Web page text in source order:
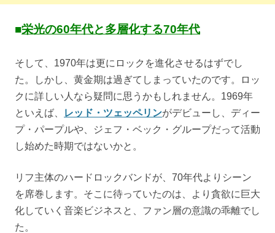
■栄光の60年代と多層化する70年代
そして、1970年は更にロックを進化させるはずでし
た。しかし、黄金期は過ぎてしまっていたのです。ロッ
クに詳しい人なら疑問に思うかもしれません。1969年
といえば、
レッド・ツェッペリンがデビューし、ディー
プ・パープルや、ジェフ・ベック・グループだって活動
し始めた時期ではないかと。
リフ主体のハードロックバンドが、70年代よりシーン
を席巻します。そこに待っていたのは、より貪欲に巨大
化していく音楽ビジネスと、ファン層の意識の乖離でし
た。